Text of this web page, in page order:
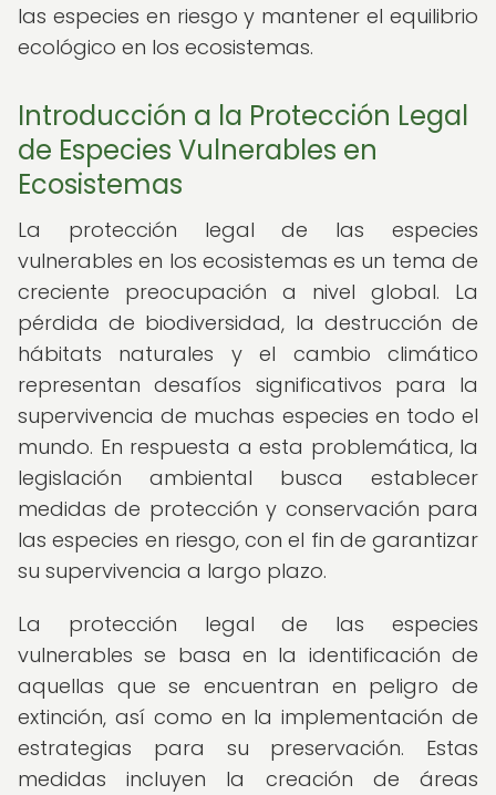
las especies en riesgo y mantener el equilibrio
ecológico en los ecosistemas.
Introducción a la Protección Legal
de Especies Vulnerables en
Ecosistemas
La protección legal de las especies
vulnerables en los ecosistemas es un tema de
creciente preocupación a nivel global. La
pérdida de biodiversidad, la destrucción de
hábitats naturales y el cambio climático
representan desafíos significativos para la
supervivencia de muchas especies en todo el
mundo. En respuesta a esta problemática, la
legislación ambiental busca establecer
medidas de protección y conservación para
las especies en riesgo, con el fin de garantizar
su supervivencia a largo plazo.
La protección legal de las especies
vulnerables se basa en la identificación de
aquellas que se encuentran en peligro de
extinción, así como en la implementación de
estrategias para su preservación. Estas
medidas incluyen la creación de áreas